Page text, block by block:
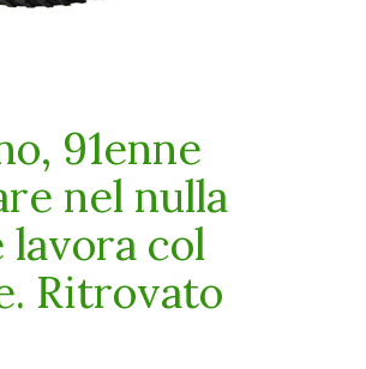
91enne
nel nulla
col
Ritrovato